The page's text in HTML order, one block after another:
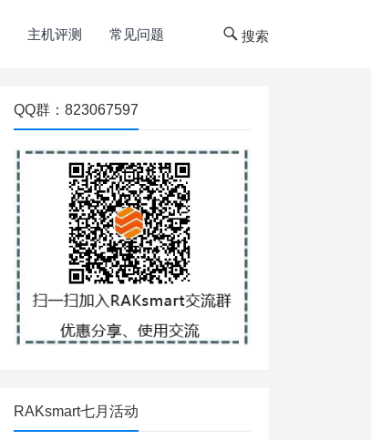
主机评测 常见问题 搜索
QQ群：823067597
RAKsmart七月活动